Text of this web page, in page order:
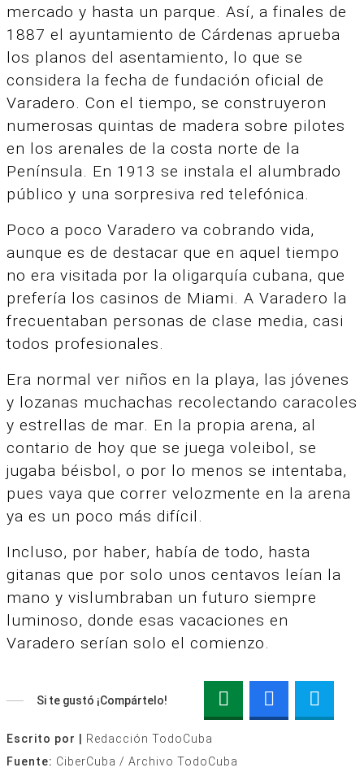
mercado y hasta un parque. Así, a finales de
1887 el ayuntamiento de Cárdenas aprueba
los planos del asentamiento, lo que se
considera la fecha de fundación oficial de
Varadero. Con el tiempo, se construyeron
numerosas quintas de madera sobre pilotes
en los arenales de la costa norte de la
Península. En 1913 se instala el alumbrado
público y una sorpresiva red telefónica.
Poco a poco Varadero va cobrando vida,
aunque es de destacar que en aquel tiempo
no era visitada por la oligarquía cubana, que
prefería los casinos de Miami. A Varadero la
frecuentaban personas de clase media, casi
todos profesionales.
Era normal ver niños en la playa, las jóvenes
y lozanas muchachas recolectando caracoles
y estrellas de mar. En la propia arena, al
contario de hoy que se juega voleibol, se
jugaba béisbol, o por lo menos se intentaba,
pues vaya que correr velozmente en la arena
ya es un poco más difícil.
Incluso, por haber, había de todo, hasta
gitanas que por solo unos centavos leían la
mano y vislumbraban un futuro siempre
luminoso, donde esas vacaciones en
Varadero serían solo el comienzo.
Si te gustó ¡Compártelo!
Escrito por |
Redacción TodoCuba
Fuente: CiberCuba / Archivo TodoCuba